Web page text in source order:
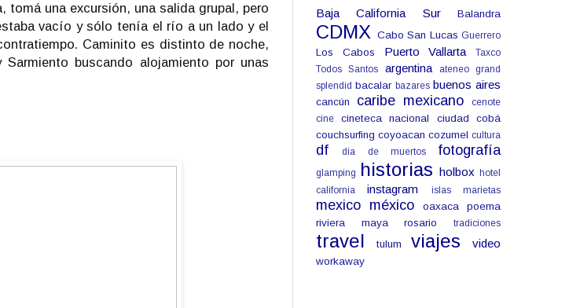
tomá una excursión, una salida grupal, pero
vacío y sólo tenía el río a un lado y el
Caminito es distinto de noche,
buscando alojamiento por unas
Baja California Sur Balandra
CDMX Cabo San Lucas Guerrero
Los Cabos Puerto Vallarta
Taxco
Todos Santos
argentina
ateneo grand
splendid bacalar bazares buenos aires
cancún caribe mexicano
cenote
cine
cineteca nacional ciudad
cobá
couchsurfing coyoacan cozumel cultura
df día de muertos fotografía
glamping historias holbox
hotel
california
instagram islas marietas
mexico méxico oaxaca
poema
riviera maya
rosario tradiciones
travel tulum viajes video
workaway